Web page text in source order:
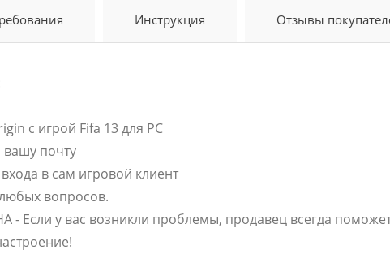
Инструкция Отзывы
с игрой Fifa 13 для PC
вашу почту
в сам игровой клиент
вопросов.
- Если у вас возникли проблемы, продавец всегда